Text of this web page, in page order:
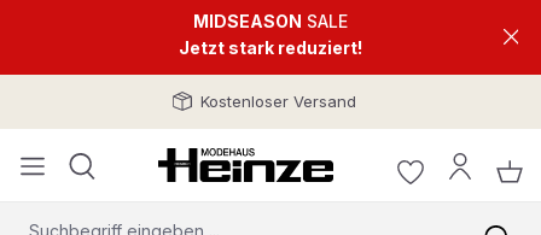
MIDSEASON SALE
Jetzt stark reduziert!
Kostenloser Versand